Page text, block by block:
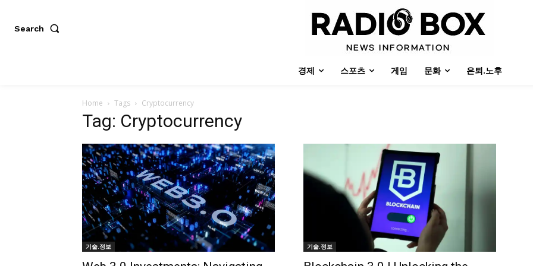
Search
경제 스포츠 게임 문화 은퇴.노후
Home Tags Cryptocurrency
Tag: Cryptocurrency
기술.정보 기술.정보